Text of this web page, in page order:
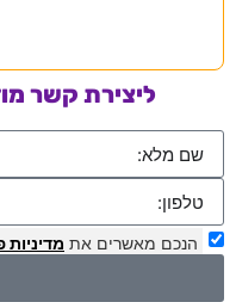
ליצירת קשר
הנכם מאשרים את מדיניות